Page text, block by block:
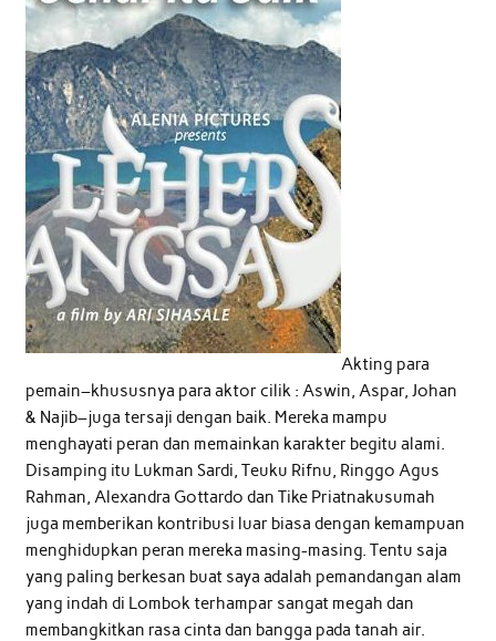
Akting para
pemain–khususnya para aktor cilik : Aswin, Aspar, Johan
& Najib–juga tersaji dengan baik. Mereka mampu
menghayati peran dan memainkan karakter begitu alami.
Disamping itu Lukman Sardi, Teuku Rifnu, Ringgo Agus
Rahman, Alexandra Gottardo dan Tike Priatnakusumah
juga memberikan kontribusi luar biasa dengan kemampuan
menghidupkan peran mereka masing-masing. Tentu saja
yang paling berkesan buat saya adalah pemandangan alam
yang indah di Lombok terhampar sangat megah dan
membangkitkan rasa cinta dan bangga pada tanah air.